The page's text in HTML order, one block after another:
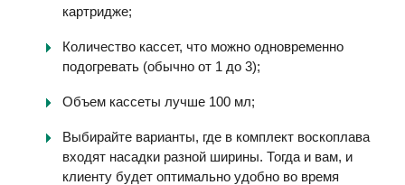
картридже;
Количество кассет, что можно одновременно
подогревать (обычно от 1 до 3);
Объем кассеты лучше 100 мл;
Выбирайте варианты, где в комплект воскоплава
входят насадки разной ширины. Тогда и вам, и
клиенту будет оптимально удобно во время